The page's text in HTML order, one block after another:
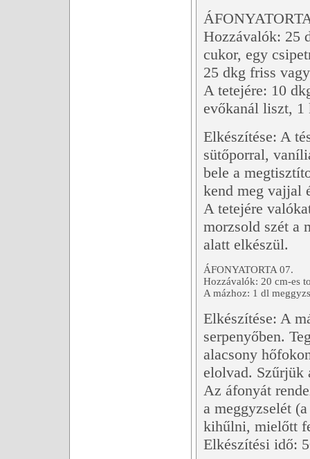
Hozzávalók: 25
cukor, egy
25 dkg friss
A tetejére: 10
evőkanál liszt, 1
Elkészítése: A
sütőporral,
bele a
kend meg vajjal
A tetejére
morzsold szét a
alatt elkészül.
ÁFONYATORTA 07.
Hozzávalók: 20 cm-es
A mázhoz: 1 dl
Elkészítése: A
serpenyőben.
alacsony
elolvad. Szűrjük
Az áfonyát
a meggyzselét
kihűlni, mielőtt
Elkészítési idő: